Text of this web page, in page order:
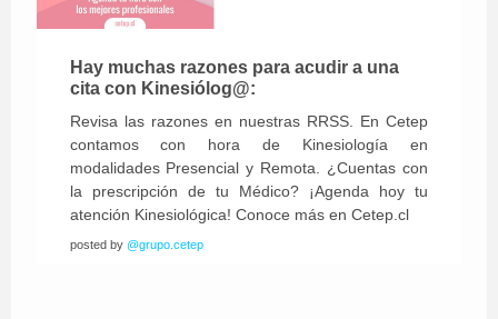
Hay muchas razones para acudir a una
cita con Kinesiólog@:
Revisa las razones en nuestras RRSS. En Cetep
contamos con hora de Kinesiología en
modalidades Presencial y Remota. ¿Cuentas con
la prescripción de tu Médico? ¡Agenda hoy tu
atención Kinesiológica! Conoce más en Cetep.cl
posted by @grupo.cetep